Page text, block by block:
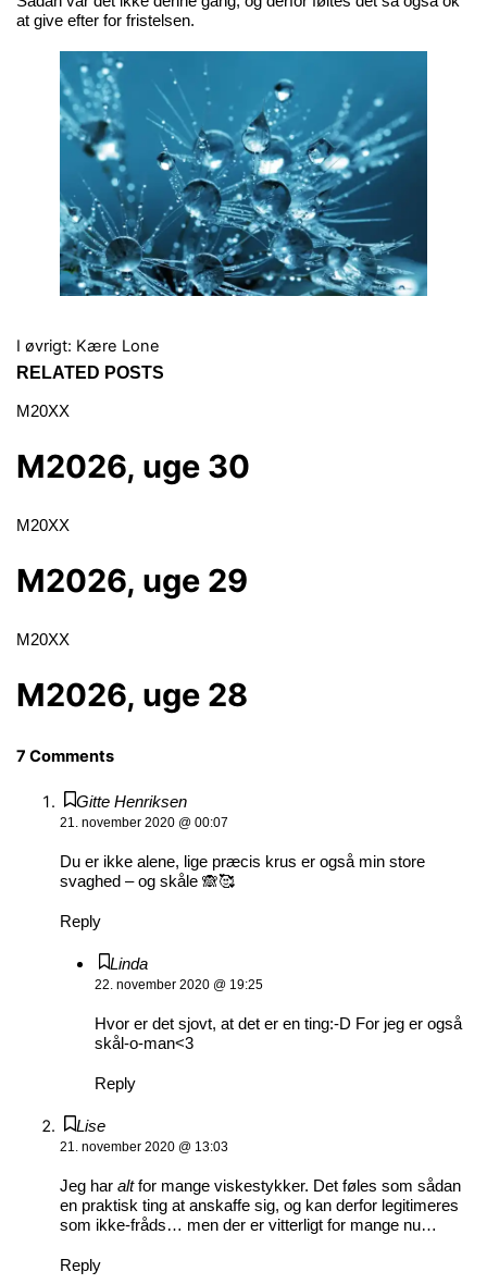
at give efter for fristelsen.
I øvrigt: Kære Lone
RELATED POSTS
M20XX
M2026, uge 30
M20XX
M2026, uge 29
M20XX
M2026, uge 28
7 Comments
Gitte Henriksen
21. november 2020 @ 00:07
Du er ikke alene, lige præcis krus er også min store
svaghed – og skåle 🙈🥰
Reply
Linda
22. november 2020 @ 19:25
Hvor er det sjovt, at det er en ting:-D For jeg er også
skål-o-man<3
Reply
Lise
21. november 2020 @ 13:03
Jeg har altfor mange viskestykker. Det føles som sådan
en praktisk ting at anskaffe sig, og kan derfor legitimeres
som ikke-fråds… men der er vitterligt for mange nu…
Reply